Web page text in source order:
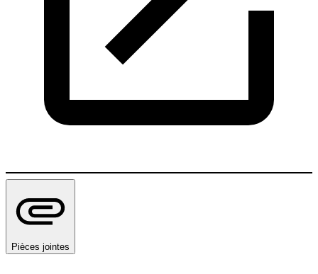
Pièces jointes